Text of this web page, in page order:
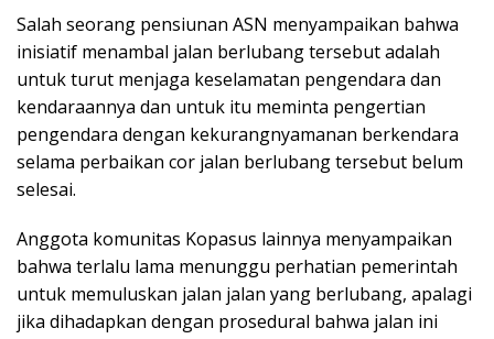
Salah seorang pensiunan ASN menyampaikan bahwa
inisiatif menambal jalan berlubang tersebut adalah
untuk turut menjaga keselamatan pengendara dan
kendaraannya dan untuk itu meminta pengertian
pengendara dengan kekurangnyamanan berkendara
selama perbaikan cor jalan berlubang tersebut belum
selesai.
Anggota komunitas Kopasus lainnya menyampaikan
bahwa terlalu lama menunggu perhatian pemerintah
untuk memuluskan jalan jalan yang berlubang, apalagi
jika dihadapkan dengan prosedural bahwa jalan ini